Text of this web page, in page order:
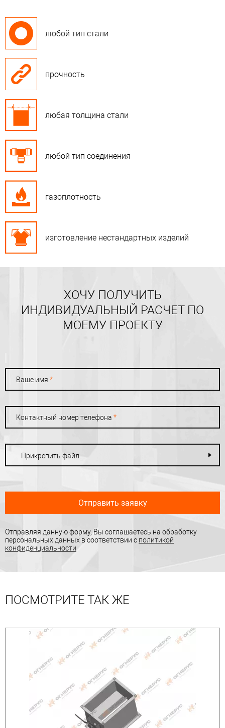
любой тип стали
прочность
любая толщина стали
любой тип соединения
газоплотность
изготовление нестандартных изделий
ХОЧУ ПОЛУЧИТЬ
ИНДИВИДУАЛЬНЫЙ РАСЧЕТ ПО
МОЕМУ ПРОЕКТУ
Ваше имя *
Контактный номер телефона *
Прикрепить файл
Отправить заявку
Отправляя данную форму, Вы соглашаетесь на обработку
персональных данных в соответствии с политикой
конфиденциальности
ПОСМОТРИТЕ ТАК ЖЕ